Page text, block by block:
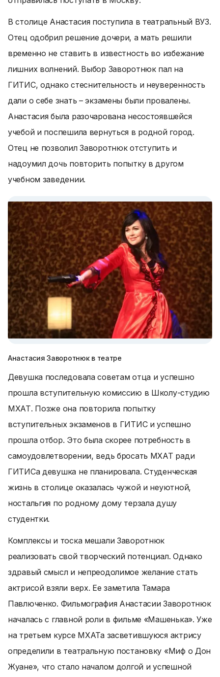
В столице Анастасия поступила в театральный ВУЗ.
Отец одобрил решение дочери, а мать решили
временно не ставить в известность во избежание
лишних волнений. Выбор Заворотнюк пал на
ГИТИС, однако стеснительность и неуверенность
дали о себе знать – экзамены были провалены.
Анастасия была разочарована несостоявшейся
учебой и поспешила вернуться в родной город.
Отец не позволил Заворотнюк отступить и
надоумил дочь повторить попытку в другом
учебном заведении.
Анастасия Заворотнюк в театре
Девушка последовала советам отца и успешно
прошла вступительную комиссию в Школу-студию
МХАТ. Позже она повторила попытку
вступительных экзаменов в ГИТИС и успешно
прошла отбор. Это была скорее потребность в
самоудовлетворении, ведь бросать МХАТ ради
ГИТИСа девушка не планировала. Студенческая
жизнь в столице оказалась чужой и неуютной,
ностальгия по родному дому терзала душу
студентки.
Комплексы и тоска мешали Заворотнюк
реализовать свой творческий потенциал. Однако
здравый смысл и непреодолимое желание стать
актрисой взяли верх. Ее заметила Тамара
Павлюченко. Фильмография Анастасии Заворотнюк
началась с главной роли в фильме «Машенька». Уже
на третьем курсе МХАТа засветившуюся актрису
определили в театральную постановку «Миф о Дон
Жуане», что стало началом долгой и успешной